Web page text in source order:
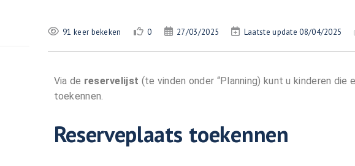
91 keer bekeken 0 27/03/2025 Laatste update 08/04/2025
Via de reservelijst (te vinden onder “Planning) kunt u kinderen
toekennen.
Reserveplaats toekennen